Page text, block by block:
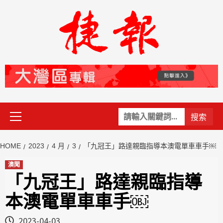
關
鍵
Primary
Menu
HOME 2023 4 月 3 「九冠王」路達親臨指導本澳電單車車手￼
澳聞
「九冠王」路達親臨指導
本澳電單車車手￼